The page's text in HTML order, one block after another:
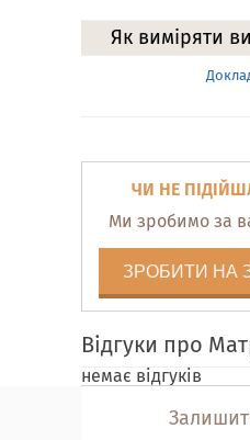
Як виміряти
ЧИ НЕ
Ми зробимо за
ЗРОБИТИ НА
Відгуки про
немає відгуків